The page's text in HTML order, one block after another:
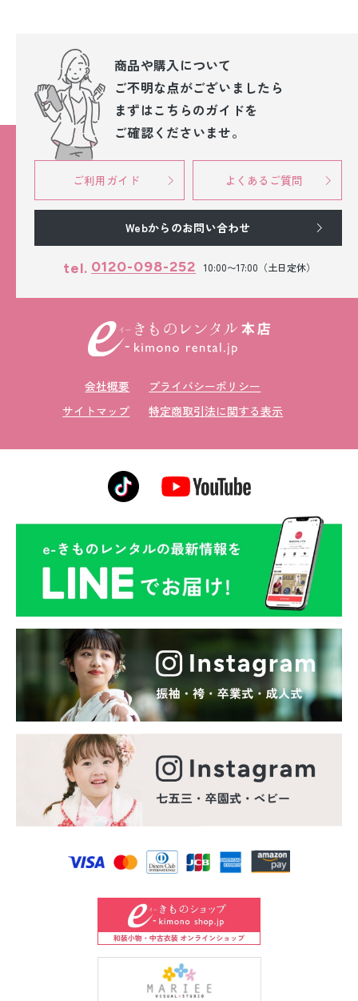
商品や購入について
ご不明な点がございましたら
まずはこちらのガイドを
ご確認くださいませ。
ご利用ガイド よくあるご質問
Webからのお問い合わせ
tel. 0120-098-252 10:00〜17:00（土日定休）
会社概要
プライバシーポリシー
サイトマップ
特定商取引法に関する表示